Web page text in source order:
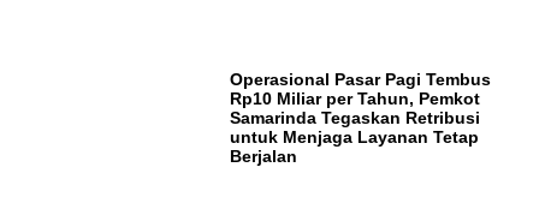
Operasional Pasar Pagi Tembus
Rp10 Miliar per Tahun, Pemkot
Samarinda Tegaskan Retribusi
untuk Menjaga Layanan Tetap
Berjalan